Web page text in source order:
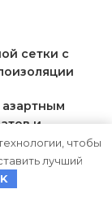
сетки с
и
чтобы
лучший